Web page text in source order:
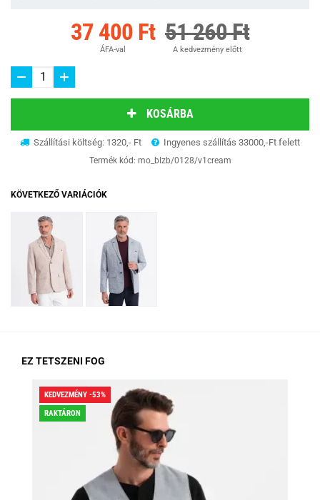
37 400 Ft
ÁFA-val
51 260 Ft
A kedvezmény előtt
KOSÁRBA
Szállítási költség: 1320,- Ft Ingyenes szállítás 33000,-Ft felett
Termék kód: mo_blzb/0128/v1cream
KÖVETKEZŐ VARIÁCIÓK
EZ TETSZENI FOG
KEDVEZMÉNY -53%
RAKTÁRON